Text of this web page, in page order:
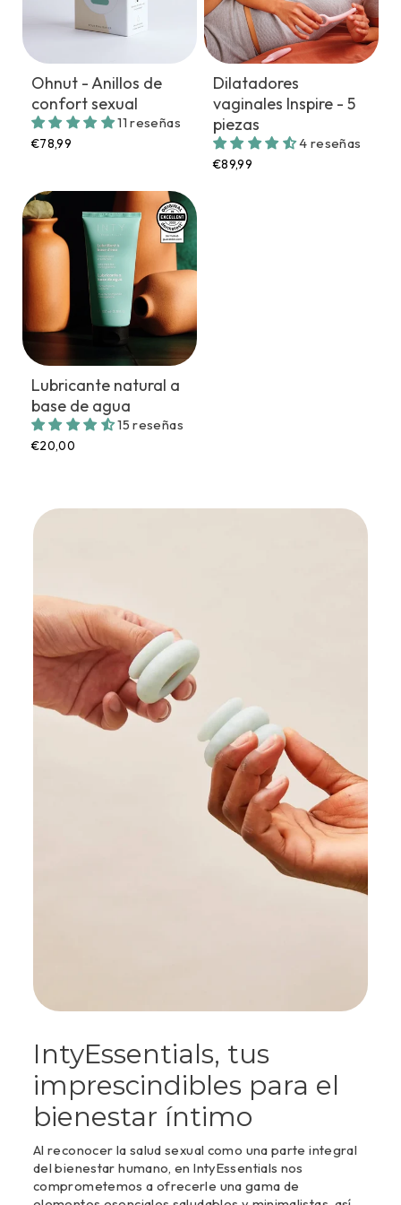
Ohnut - Anillos de
confort sexual
11 reseñas
€78,99
Dilatadores
vaginales Inspire - 5
piezas
4 reseñas
€89,99
Lubricante natural a
base de agua
15 reseñas
€20,00
IntyEssentials, tus
imprescindibles para el
bienestar íntimo
Al reconocer la salud sexual como una parte integral
del bienestar humano, en IntyEssentials nos
comprometemos a ofrecerle una gama de